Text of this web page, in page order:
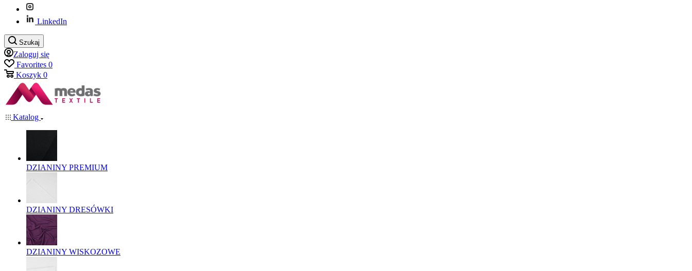
LinkedIn
Szukaj
Zaloguj się
Favorites 0
Koszyk 0
Katalog
DZIANINY PREMIUM
DZIANINY DRESÓWKI
DZIANINY WISKOZOWE